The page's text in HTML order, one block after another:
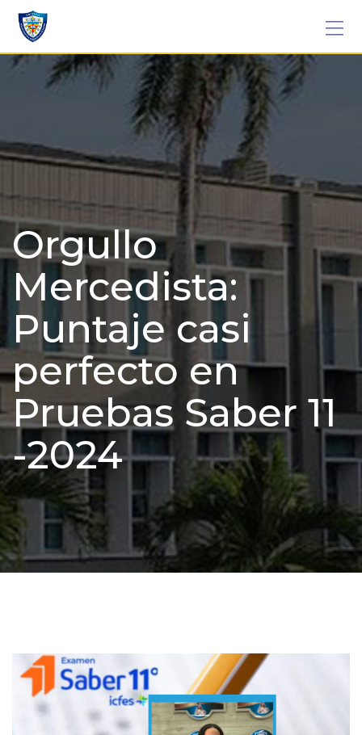
Skip
content
Orgullo
Mercedista:
Puntaje casi
perfecto en
Pruebas Saber 11
-2024